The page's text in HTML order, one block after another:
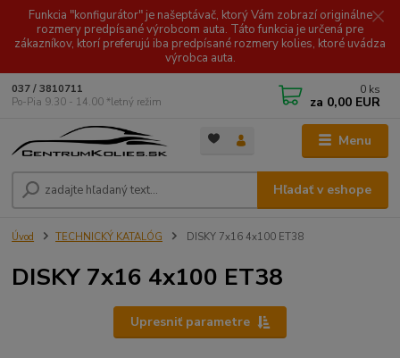
Funkcia "konfigurátor" je našeptávač, ktorý Vám zobrazí originálne
rozmery predpísané výrobcom auta. Táto funkcia je určená pre
zákazníkov, ktorí preferujú iba predpísané rozmery kolies, ktoré uvádza
výrobca auta.
Menu
Hľadať v eshope
037 / 3810711
Po-Pia 9.30 - 14.00 *letný režim
0 ks
za 0,00 EUR
Úvod TECHNICKÝ KATALÓG DISKY 7x16 4x100 ET38
DISKY 7x16 4x100 ET38
Upresniť parametre